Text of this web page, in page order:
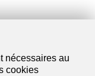
nécessaires au
cookies